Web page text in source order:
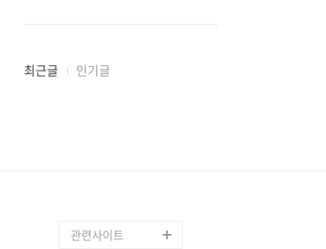
최
최근글 인기글
관련사이트